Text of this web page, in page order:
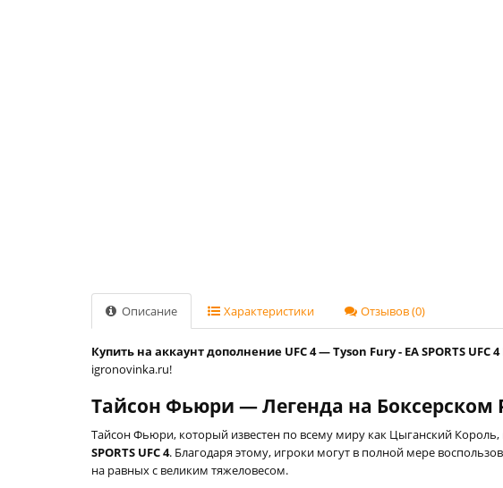
Описание Характеристики Отзывов (0)
Купить на аккаунт дополнение UFC 4 — Tyson Fury - EA SPORTS UFC 4
igronovinka.ru!
Тайсон Фьюри — Легенда на Боксерском
Тайсон Фьюри, который известен по всему миру как Цыганский
SPORTS UFC 4. Благодаря этому, игроки могут в полной мере
на равных с великим тяжеловесом.